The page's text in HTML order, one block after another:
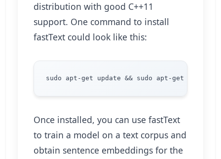
distribution with good C++11
support. One command to install
fastText could look like this:
Once installed, you can use fastText
to train a model on a text corpus and
obtain sentence embeddings for the